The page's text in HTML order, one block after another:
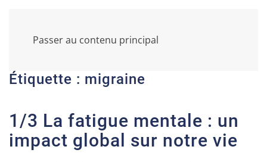
Passer au contenu principal
Étiquette : migraine
1/3 La fatigue mentale : un
impact global sur notre vie